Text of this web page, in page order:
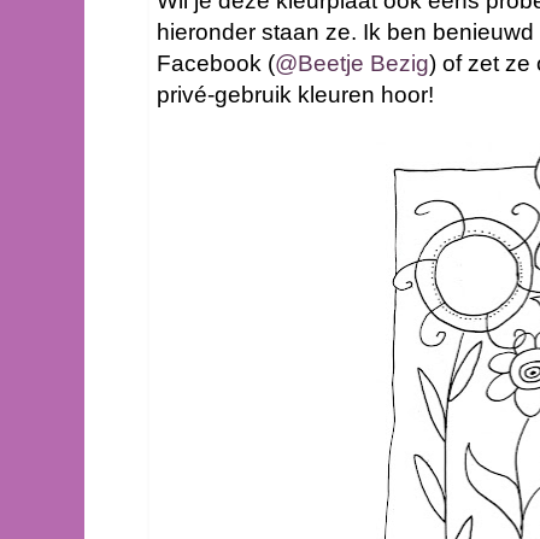
hieronder staan ze. Ik ben
Facebook (@Beetje Bezig) of zet
privé-gebruik kleuren hoor!